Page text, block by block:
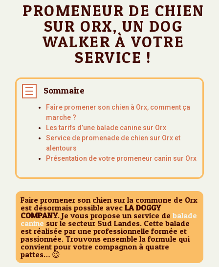
PROMENEUR DE CHIEN
SUR ORX, UN DOG
WALKER À VOTRE
SERVICE !
Sommaire
Faire promener son chien à Orx, comment ça
marche ?
Les tarifs d’une balade canine sur Orx
Service de promenade de chien sur Orx et
alentours
Présentation de votre promeneur canin sur Orx
Faire promener son chien sur la commune de Orx
est désormais possible avecLA DOGGY
COMPANY. Je vous propose un service debalade
canine sur le secteur Sud Landes. Cette balade
est réalisée par une professionnelle formée et
passionnée. Trouvons ensemble la formule qui
convient pour votre compagnon à quatre
pattes… 😉